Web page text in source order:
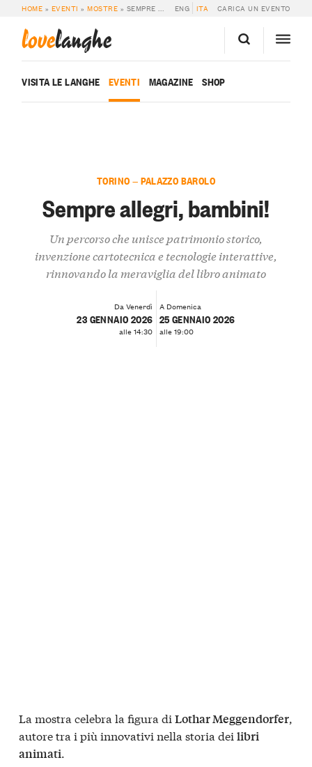
HOME » EVENTI »MOSTRE » SEMPRE ALLEGRI, BAMBINI! ENG ITA CARICA UN EVENTO
lovelanghe
VISITA LE LANGHE EVENTI MAGAZINE SHOP
TORINO — PALAZZO BAROLO
Sempre allegri, bambini!
Un percorso che unisce patrimonio storico,
invenzione cartotecnica e tecnologie interattive,
rinnovando la meraviglia del libro animato
Da Venerdì
23 GENNAIO 2026
alle 14:30
A Domenica
25 GENNAIO 2026
alle 19:00
La mostra celebra la figura di Lothar Meggendorfer,
autore tra i più innovativi nella storia dei libri
animati.